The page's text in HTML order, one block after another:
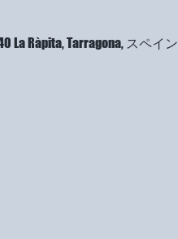
La Ràpita, Tarragona, スペイン